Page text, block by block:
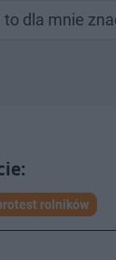
to dla mnie
rolników